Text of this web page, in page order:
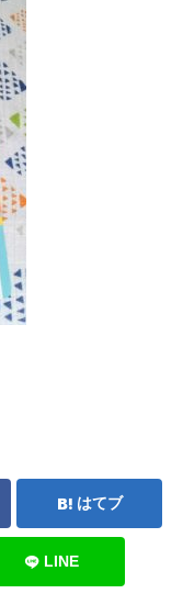
はてブ
LINE